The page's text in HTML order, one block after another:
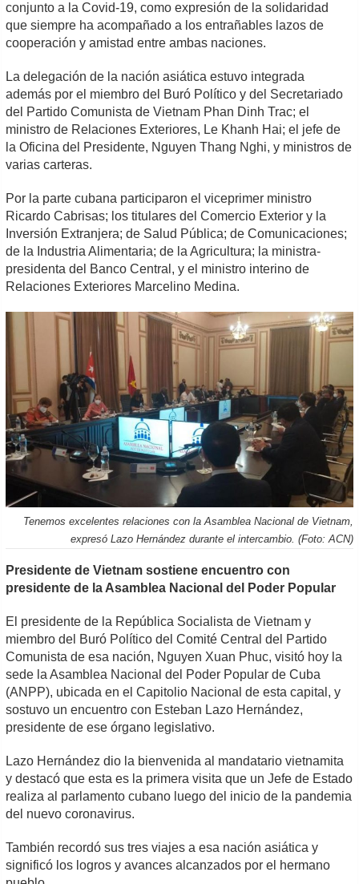
conjunto a la Covid-19, como expresión de la solidaridad
que siempre ha acompañado a los entrañables lazos de
cooperación y amistad entre ambas naciones.
La delegación de la nación asiática estuvo integrada
además por el miembro del Buró Político y del Secretariado
del Partido Comunista de Vietnam Phan Dinh Trac; el
ministro de Relaciones Exteriores, Le Khanh Hai; el jefe de
la Oficina del Presidente, Nguyen Thang Nghi, y ministros de
varias carteras.
Por la parte cubana participaron el viceprimer ministro
Ricardo Cabrisas; los titulares del Comercio Exterior y la
Inversión Extranjera; de Salud Pública; de Comunicaciones;
de la Industria Alimentaria; de la Agricultura; la ministra-
presidenta del Banco Central, y el ministro interino de
Relaciones Exteriores Marcelino Medina.
Tenemos excelentes relaciones con la Asamblea Nacional de Vietnam,
expresó Lazo Hernández durante el intercambio. (Foto: ACN)
Presidente de Vietnam sostiene encuentro con
presidente de la Asamblea Nacional del Poder Popular
El presidente de la República Socialista de Vietnam y
miembro del Buró Político del Comité Central del Partido
Comunista de esa nación, Nguyen Xuan Phuc, visitó hoy la
sede la Asamblea Nacional del Poder Popular de Cuba
(ANPP), ubicada en el Capitolio Nacional de esta capital, y
sostuvo un encuentro con Esteban Lazo Hernández,
presidente de ese órgano legislativo.
Lazo Hernández dio la bienvenida al mandatario vietnamita
y destacó que esta es la primera visita que un Jefe de Estado
realiza al parlamento cubano luego del inicio de la pandemia
del nuevo coronavirus.
También recordó sus tres viajes a esa nación asiática y
significó los logros y avances alcanzados por el hermano